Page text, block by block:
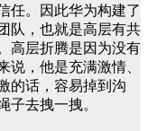
任。因此华为构建了
队，也就是高层有共
高层折腾是因为没有
说，他是充满激情、
的话，容易掉到沟
子去拽一拽。